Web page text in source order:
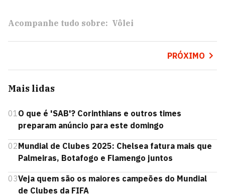
Acompanhe tudo sobre: Vôlei
PRÓXIMO
Mais lidas
01O que é 'SAB'? Corinthians e outros times
preparam anúncio para este domingo
02Mundial de Clubes 2025: Chelsea fatura mais que
Palmeiras, Botafogo e Flamengo juntos
03Veja quem são os maiores campeões do Mundial
de Clubes da FIFA